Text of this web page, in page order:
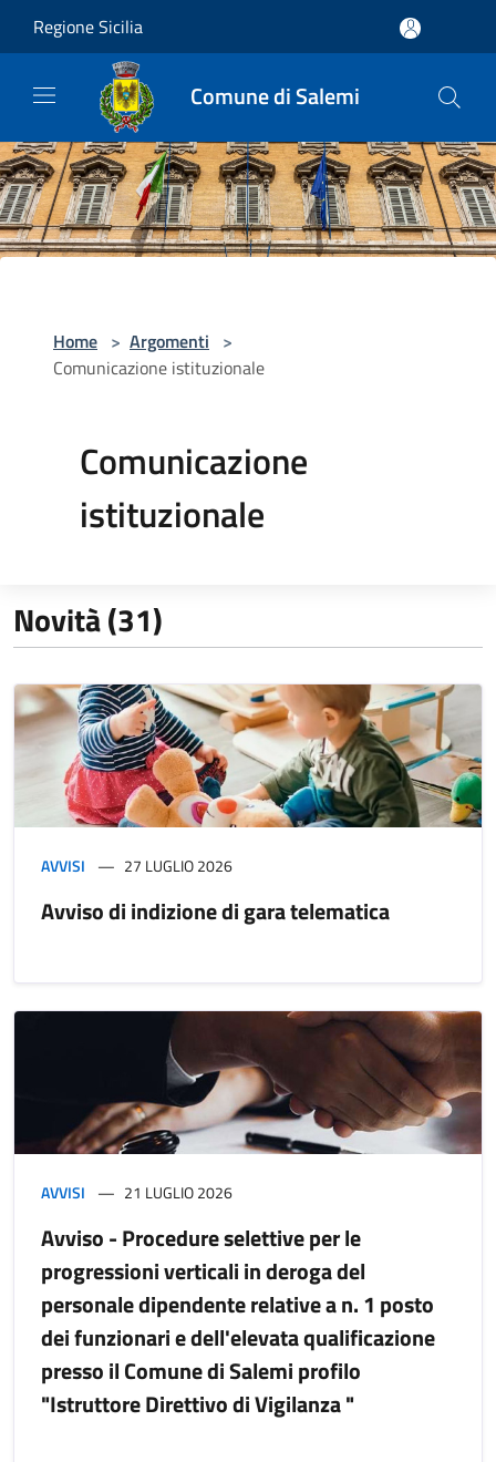
Regione Sicilia
Comune di Salemi
Home > Argomenti >
Comunicazione istituzionale
Comunicazione
istituzionale
Novità (31)
AVVISI 27 LUGLIO 2026
Avviso di indizione di gara telematica
AVVISI 21 LUGLIO 2026
Avviso - Procedure selettive per le
progressioni verticali in deroga del
personale dipendente relative a n. 1 posto
dei funzionari e dell'elevata qualificazione
presso il Comune di Salemi profilo
"Istruttore Direttivo di Vigilanza "